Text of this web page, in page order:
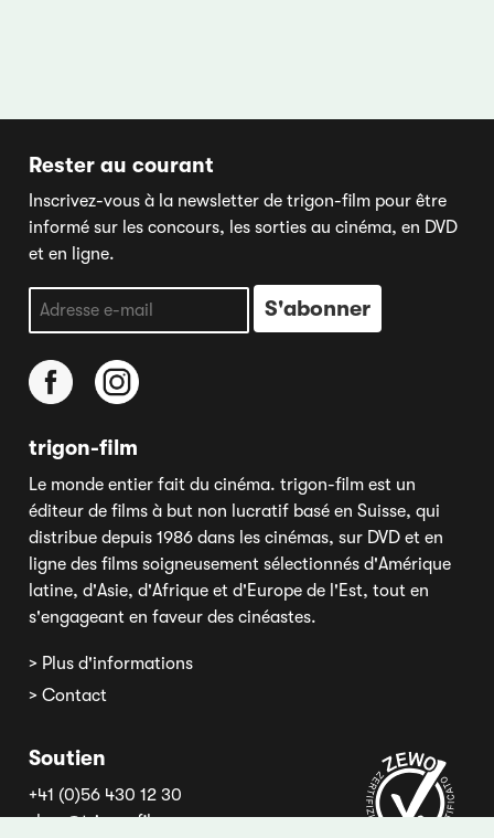
Rester au courant
Inscrivez-vous à la newsletter de trigon-film pour être
informé sur les concours, les sorties au cinéma, en DVD
et en ligne.
trigon-film
Le monde entier fait du cinéma. trigon-film est un
éditeur de films à but non lucratif basé en Suisse, qui
distribue depuis 1986 dans les cinémas, sur DVD et en
ligne des films soigneusement sélectionnés d'Amérique
latine, d'Asie, d'Afrique et d'Europe de l'Est, tout en
s'engageant en faveur des cinéastes.
> Plus d'informations
> Contact
Soutien
+41 (0)56 430 12 30
shop@trigon-film.org